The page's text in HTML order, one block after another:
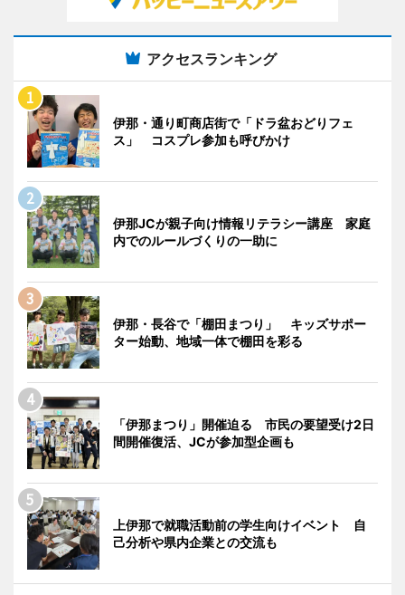
アクセスランキング
伊那・通り町商店街で「ドラ盆おどりフェ
ス」 コスプレ参加も呼びかけ
伊那JCが親子向け情報リテラシー講座 家庭
内でのルールづくりの一助に
伊那・長谷で「棚田まつり」 キッズサポー
ター始動、地域一体で棚田を彩る
「伊那まつり」開催迫る 市民の要望受け2日
間開催復活、JCが参加型企画も
上伊那で就職活動前の学生向けイベント 自
己分析や県内企業との交流も